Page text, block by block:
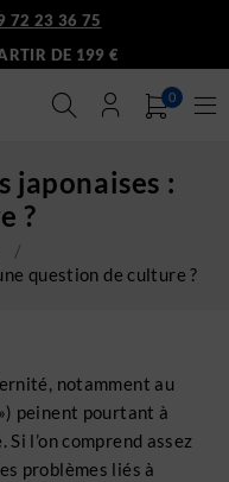
72 23 36 75
DE 199 €
0
japonaises :
?
/
question de culture ?
notamment au
peinent pourtant à
l’on comprend assez
problèmes liés à